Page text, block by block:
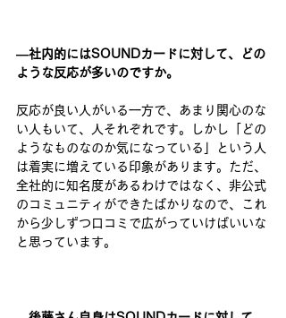
―社内的にはSOUND​カード​に対して、どの
ような反応が多いのですか。
反応が良い人がい​る一方で​、あまり関心のな
い人もいて、人それぞれです。しかし「どの
ようなものなのか気になっている」という人
は着実に増えている印象があります。ただ、
全社的に知名度があるわけではなく、非公式
のコミュニティができたばかりなので、これ
から少しずつ口コミで広がっていけばいいな
と思っています。